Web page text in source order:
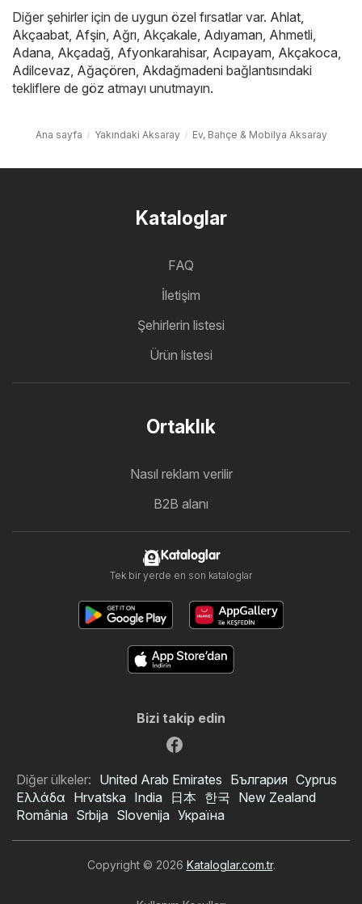
Diğer şehirler için de uygun özel fırsatlar var. Ahlat
Akçaabat Afşin Ağrı Akçakale Adıyaman Ahmetli
Adana Akçadağ Afyonkarahisar, Acıpayam Akçakoca
Adilcevaz Ağaçören Akdağmadeni bağlantısındaki
tekliflere de göz atmayı unutmayın.
Ana sayfa Yakındaki Aksaray Ev, Bahçe & Mobilya Aksaray
Kataloglar
FAQ
İletişim
Şehirlerin listesi
Ürün listesi
Ortaklık
Nasıl reklam verilir
B2B alanı
Kataloglar
Tek bir yerde en son kataloglar
Bizi takip edin
Diğer ülkeler: United Arab Emirates България Cyprus
Ελλάδα Hrvatska India 日本 한국 New Zealand
România Srbija Slovenija Україна
Copyright © 2026 Kataloglar.com.tr.